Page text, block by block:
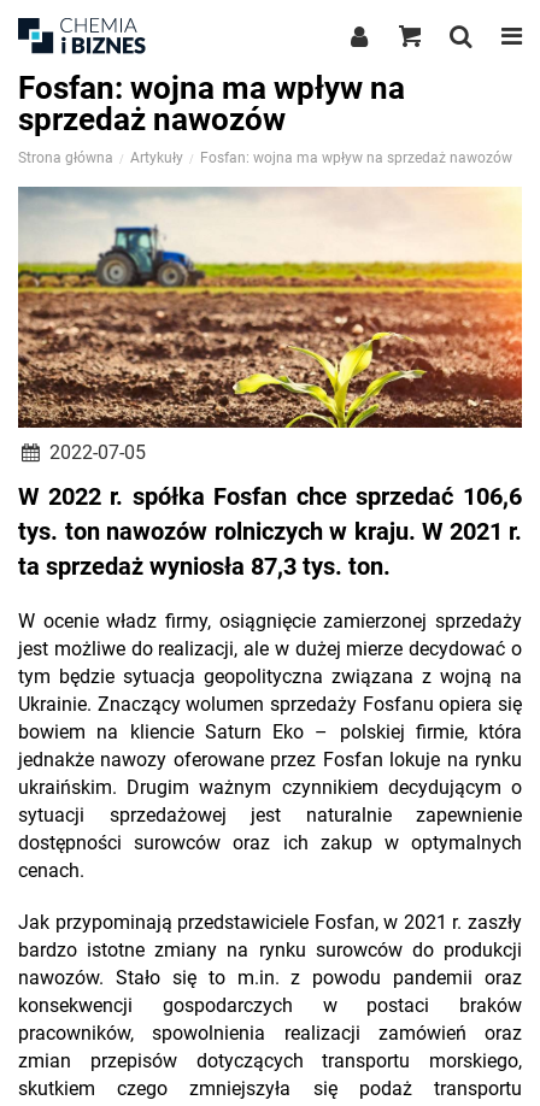
Fosfan: wojna ma wpływ na
sprzedaż nawozów
Strona główna Artykuły Fosfan: wojna ma wpływ na sprzedaż nawozów
2022-07-05
W 2022 r. spółka Fosfan chce sprzedać 106,6
tys. ton nawozów rolniczych w kraju. W 2021 r.
ta sprzedaż wyniosła 87,3 tys. ton.
W ocenie władz firmy, osiągnięcie zamierzonej sprzedaży
jest możliwe do realizacji, ale w dużej mierze decydować o
tym będzie sytuacja geopolityczna związana z wojną na
Ukrainie. Znaczący wolumen sprzedaży Fosfanu opiera się
bowiem na kliencie Saturn Eko – polskiej firmie, która
jednakże nawozy oferowane przez Fosfan lokuje na rynku
ukraińskim. Drugim ważnym czynnikiem decydującym o
sytuacji sprzedażowej jest naturalnie zapewnienie
dostępności surowców oraz ich zakup w optymalnych
cenach.
Jak przypominają przedstawiciele Fosfan, w 2021 r. zaszły
bardzo istotne zmiany na rynku surowców do produkcji
nawozów. Stało się to m.in. z powodu pandemii oraz
konsekwencji gospodarczych w postaci braków
pracowników, spowolnienia realizacji zamówień oraz
zmian przepisów dotyczących transportu morskiego,
skutkiem czego zmniejszyła się podaż transportu